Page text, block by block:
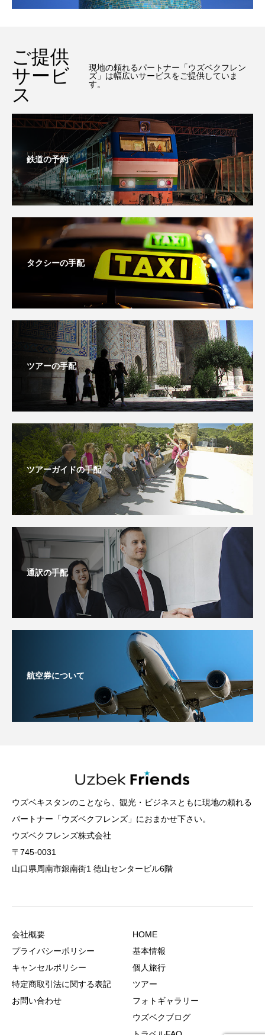
ご提供
サービ
ス
現地の頼れるパートナー「ウズベクフレン
ズ」は幅広いサービスをご提供していま
す。
鉄道の予約
タクシーの手配
ツアーの手配
ツアーガイドの手配
通訳の手配
航空券について
ウズベキスタンのことなら、観光・ビジネスともに現地の頼れる
パートナー「ウズベクフレンズ」におまかせ下さい。
ウズベクフレンズ株式会社
〒745-0031
山口県周南市銀南街1 徳山センタービル6階
会社概要
プライバシーポリシー
キャンセルポリシー
特定商取引法に関する表記
お問い合わせ
HOME
基本情報
個人旅行
ツアー
フォトギャラリー
ウズベクブログ